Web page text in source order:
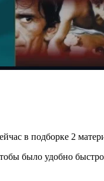
в подборке 2
было удобно